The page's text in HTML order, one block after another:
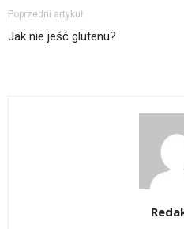
Poprzedni artykuł
Jak nie jeść glutenu?